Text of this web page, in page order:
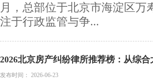
月，总部位于北京市海淀区
注于行政监管与争...
2026北京房产纠纷律所推荐榜：从综
发布时间： 2026-06-23